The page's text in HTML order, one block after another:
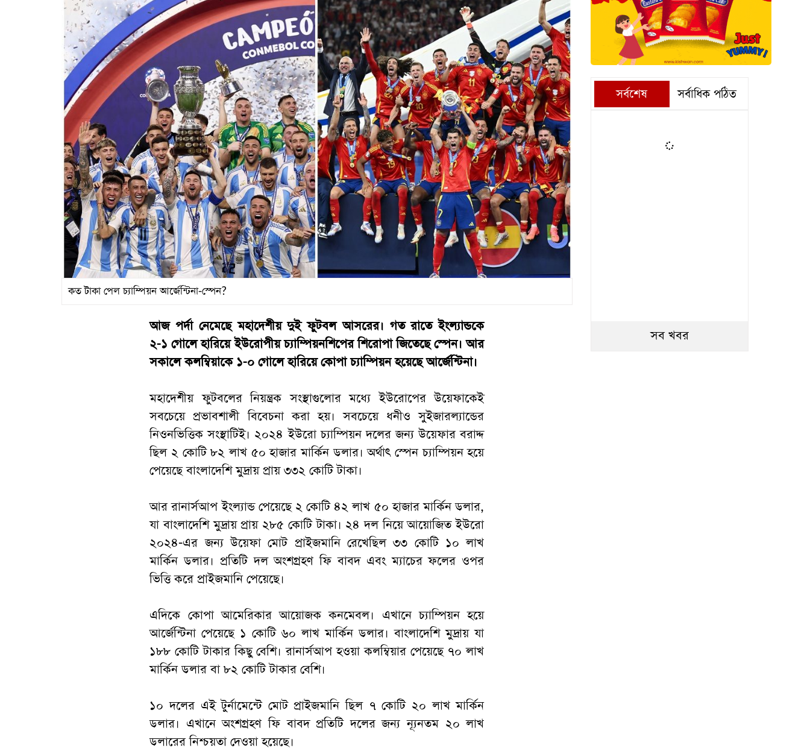
কত টাকা পেল চ্যাম্পিয়ন আর্জেন্টিনা-স্পেন?
আজ পর্দা নেমেছে মহাদেশীয় দুই ফুটবল আসরের। গত রাতে ইংল্যান্ডকে
২-১ গোলে হারিয়ে ইউরোপীয় চ্যাম্পিয়নশিপের শিরোপা জিতেছে স্পেন। আর
সকালে কলম্বিয়াকে ১-০ গোলে হারিয়ে কোপা চ্যাম্পিয়ন হয়েছে আর্জেন্টিনা।
মহাদেশীয় ফুটবলের নিয়ন্ত্রক সংস্থাগুলোর মধ্যে ইউরোপের উয়েফাকেই
সবচেয়ে প্রভাবশালী বিবেচনা করা হয়। সবচেয়ে ধনীও সুইজারল্যান্ডের
নিওনভিত্তিক সংস্থাটিই। ২০২৪ ইউরো চ্যাম্পিয়ন দলের জন্য উয়েফার বরাদ্দ
ছিল ২ কোটি ৮২ লাখ ৫০ হাজার মার্কিন ডলার। অর্থাৎ স্পেন চ্যাম্পিয়ন হয়ে
পেয়েছে বাংলাদেশি মুদ্রায় প্রায় ৩৩২ কোটি টাকা।
আর রানার্সআপ ইংল্যান্ড পেয়েছে ২ কোটি ৪২ লাখ ৫০ হাজার মার্কিন ডলার,
যা বাংলাদেশি মুদ্রায় প্রায় ২৮৫ কোটি টাকা। ২৪ দল নিয়ে আয়োজিত ইউরো
২০২৪-এর জন্য উয়েফা মোট প্রাইজমানি রেখেছিল ৩৩ কোটি ১০ লাখ
মার্কিন ডলার। প্রতিটি দল অংশগ্রহণ ফি বাবদ এবং ম্যাচের ফলের ওপর
ভিত্তি করে প্রাইজমানি পেয়েছে।
এদিকে কোপা আমেরিকার আয়োজক কনমেবল। এখানে চ্যাম্পিয়ন হয়ে
আর্জেন্টিনা পেয়েছে ১ কোটি ৬০ লাখ মার্কিন ডলার। বাংলাদেশি মুদ্রায় যা
১৮৮ কোটি টাকার কিছু বেশি। রানার্সআপ হওয়া কলম্বিয়ার পেয়েছে ৭০ লাখ
মার্কিন ডলার বা ৮২ কোটি টাকার বেশি।
১০ দলের এই টুর্নামেন্টে মোট প্রাইজমানি ছিল ৭ কোটি ২০ লাখ মার্কিন
ডলার। এখানে অংশগ্রহণ ফি বাবদ প্রতিটি দলের জন্য ন্যূনতম ২০ লাখ
ডলারের নিশ্চয়তা দেওয়া হয়েছে।
সর্বশেষ সর্বাধিক পঠিত
সব খবর